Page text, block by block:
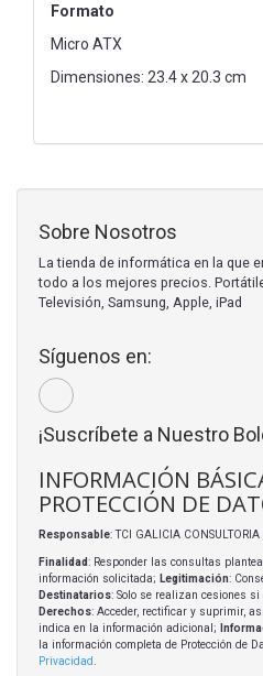
Formato
Micro ATX
Dimensiones: 23.4 x 20.3 cm
Sobre Nosotros
La tienda de informática en la que
todo a los mejores precios.
Televisión, Samsung, Apple, iPad
Síguenos en:
¡Suscríbete a Nuestro
INFORMACIÓN
PROTECCIÓN DE
Responsable: TCI GALICIA CONSULTORIA
Finalidad: Responder las consultas
información solicitada; Legitimación:
Destinatarios: Solo se realizan cesiones
Derechos: Acceder, rectificar y suprimir,
indica en la información adicional;
la información completa de Protección de
Privacidad